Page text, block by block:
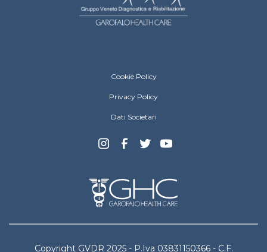
Gruppo Veneto Diagnostica e
Cookie Policy
Privacy Policy
Dati Societari
Copyright GVDR 2025 - P.Iva 03831150366 - C.F.